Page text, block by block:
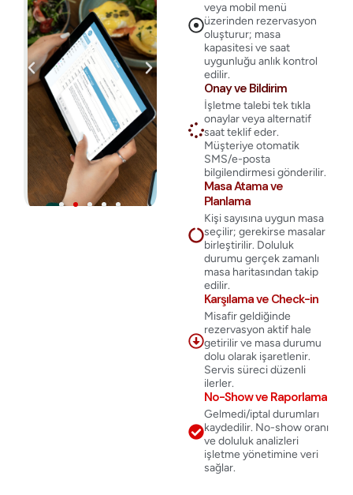
veya mobil menü
üzerinden rezervasyon
oluşturur; masa
kapasitesi ve saat
uygunluğu anlık kontrol
edilir.
Onay ve Bildirim
İşletme talebi tek tıkla
onaylar veya alternatif
saat teklif eder.
Müşteriye otomatik
SMS/e-posta
bilgilendirmesi gönderilir.
Masa Atama ve
Planlama
Kişi sayısına uygun masa
seçilir; gerekirse masalar
birleştirilir. Doluluk
durumu gerçek zamanlı
masa haritasından takip
edilir.
Karşılama ve Check-in
Misafir geldiğinde
rezervasyon aktif hale
getirilir ve masa durumu
dolu olarak işaretlenir.
Servis süreci düzenli
ilerler.
No-Show ve Raporlama
Gelmedi/iptal durumları
kaydedilir. No-show oranı
ve doluluk analizleri
işletme yönetimine veri
sağlar.